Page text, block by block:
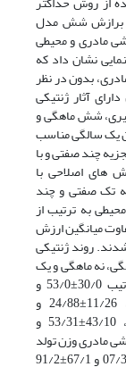
و برازش شش مدل
مادری و محیطی
نشان داد که
بدون در نظر
آثار ژنتیکی
شش ماهگی و
یک سالگی مناسب
چند صفتی و با
های اصلاحی با
تک صفتی و چند
به ترتیب از
میانگین ارزش
روند ژنتیکی
نه ماهگی و یک
سالگی در تجزیه تک صفتی و چند صفتی به ترتیب 30/0±53/0 و
14/1±84/0، 27/18±41/96 و 41/37±29/101، 11/26±24/88 و
34/48±51/90، 68/10±35/24 و 49/11±76/29، 43/10±53/31 و
مادری وزن تولد
در تجزیه تک صفتی و چند صفتی به ترتیب 21/1±07/3 و 67/1±91/2